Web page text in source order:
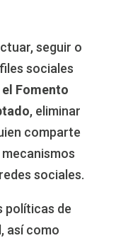
seguir o
sociales
Fomento
, eliminar
comparte
sociales.
políticas de
así como